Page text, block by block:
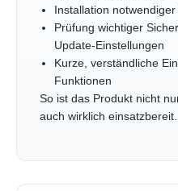
Installation
Prüfung wichtiger
Update-Einstellungen
Kurze, verständliche
Funktionen
So ist das Produkt nicht
auch wirklich einsatzbereit.